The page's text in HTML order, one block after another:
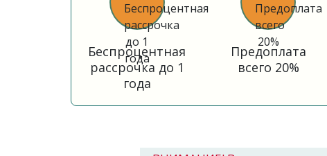
Беспроцентная
рассрочка до 1
года
Предоплата
всего 20%